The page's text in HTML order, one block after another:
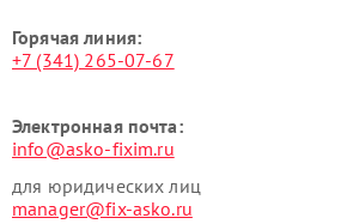
Горячая линия:
+7 (341) 265-07-67
Электронная почта:
info@asko-fixim.ru
для юридических лиц
manager@fix-asko.ru